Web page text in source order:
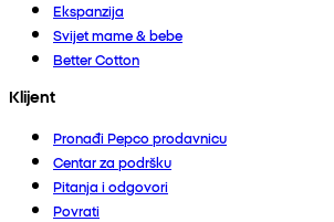
Ekspanzija
Svijet mame & bebe
Better Cotton
Klijent
Pronađi Pepco prodavnicu
Centar za podršku
Pitanja i odgovori
Povrati